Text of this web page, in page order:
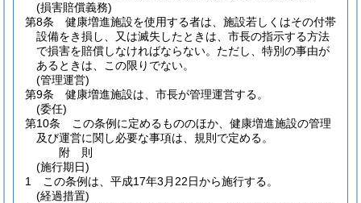
(損害賠償義務)
第8条
健康増進施設を使用する者は、施設若しくはその付帯
設備をき損し、又は滅失したときは、市長の指示する方法
で損害を賠償しなければならない。 ただし、特別の事由が
あるときは、この限りでない。
(管理運営)
第9条
健康増進施設は、市長が管理運営する。
(委任)
第10条
この条例に定めるもののほか、健康増進施設の管理
及び運営に関し必要な事項は、規則で定める。
附 則
(施行期日)
1
この条例は、平成17年3月22日から施行する。
(経過措置)